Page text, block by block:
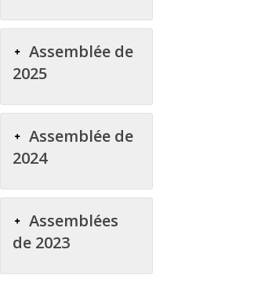
Assemblée de
2025
Assemblée de
2024
Assemblées
de 2023